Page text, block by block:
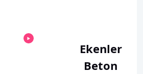
Ekenler
Beton